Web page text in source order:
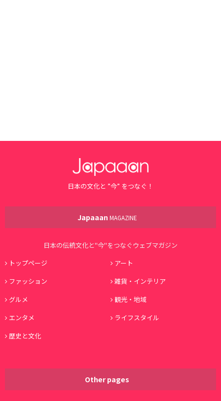
日本の文化と ”今” をつなぐ！
Japaaan MAGAZINE
日本の伝統文化と"今"をつなぐウェブマガジン
トップページ
アート
ファッション
雑貨・インテリア
グルメ
観光・地域
エンタメ
ライフスタイル
歴史と文化
Other pages